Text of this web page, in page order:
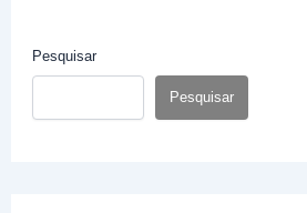
Pesquisar
Pesquisar